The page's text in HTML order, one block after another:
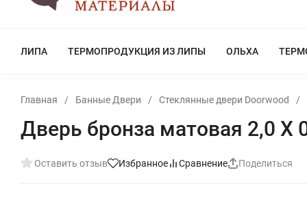
ЛИПА ТЕРМОПРОДУКЦИЯ ИЗ ЛИПЫ ОЛЬХА
Главная / Банные Двери / Стеклянные двери Doorwood /
Дверь бронза матовая 2,0 Х
Оставить отзыв Избранное Сравнение Поделиться